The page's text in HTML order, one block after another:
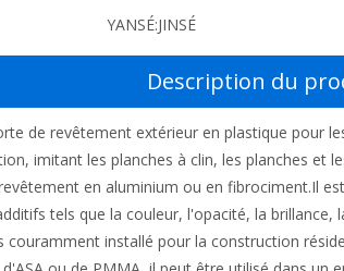
YANSÉ:JINSÉ
Description du
de revêtement extérieur en plastique pour
imitant les planches à clin, les planches et
en aluminium ou en fibrociment.Il
tels que la couleur, l'opacité, la brillance,
installé pour la construction